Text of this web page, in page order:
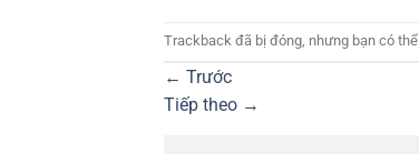
Trackback đã bị đóng, nhưng bạn có thể
← Trước
Tiếp theo →